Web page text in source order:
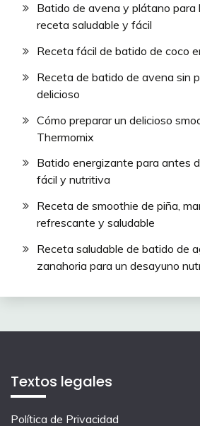
Batido de avena y plátano para
receta saludable y fácil
Receta fácil de batido de coco
Receta de batido de avena sin
delicioso
Cómo preparar un delicioso
Thermomix
Batido energizante para antes
fácil y nutritiva
Receta de smoothie de piña,
refrescante y saludable
Receta saludable de batido de
zanahoria para un desayuno
Textos legales
Política de Privacidad